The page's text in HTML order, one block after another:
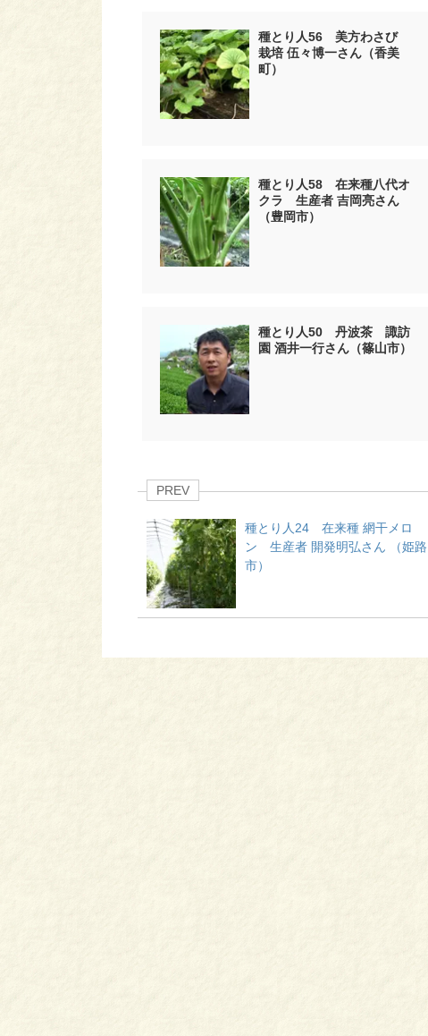
種とり人56 美方わさび
栽培 伍々博一さん（香美
町）
種とり人58 在来種八代オ
クラ 生産者 吉岡亮さん
（豊岡市）
種とり人50 丹波茶 諏訪
園 酒井一行さん（篠山市）
PREV
種とり人24 在来種 網干メロ
ン 生産者 開発明弘さん （姫路
市）